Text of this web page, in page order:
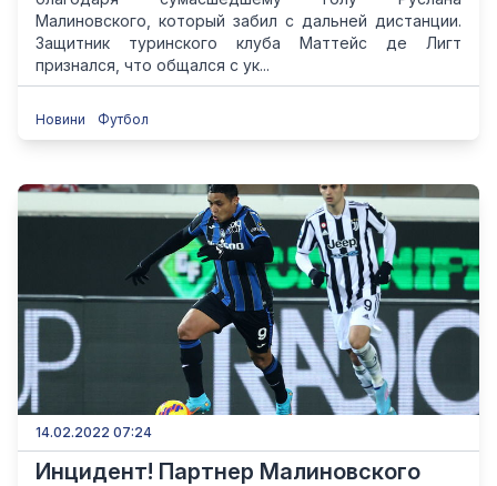
Малиновского, который забил с дальней дистанции.
Защитник туринского клуба Маттейс де Лигт
признался, что общался с ук...
Новини Футбол
14.02.2022 07:24
Инцидент! Партнер Малиновского